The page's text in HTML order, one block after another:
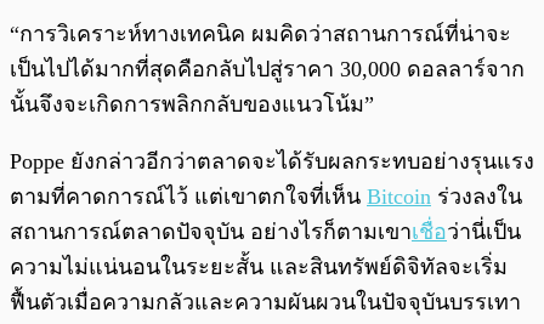
“การวิเคราะห์ทางเทคนิค ผมคิดว่าสถานการณ์ที่น่าจะ
เป็นไปได้มากที่สุดคือกลับไปสู่ราคา 30,000 ดอลลาร์จาก
นั้นจึงจะเกิดการพลิกกลับของแนวโน้ม”
Poppe ยังกล่าวอีกว่าตลาดจะได้รับผลกระทบอย่างรุนแรง
ตามที่คาดการณ์ไว้ แต่เขาตกใจที่เห็น Bitcoin ร่วงลงใน
สถานการณ์ตลาดปัจจุบัน อย่างไรก็ตามเขาเชื่อว่านี่เป็น
ความไม่แน่นอนในระยะสั้น และสินทรัพย์ดิจิทัลจะเริ่ม
ฟื้นตัวเมื่อความกลัวและความผันผวนในปัจจุบันบรรเทา